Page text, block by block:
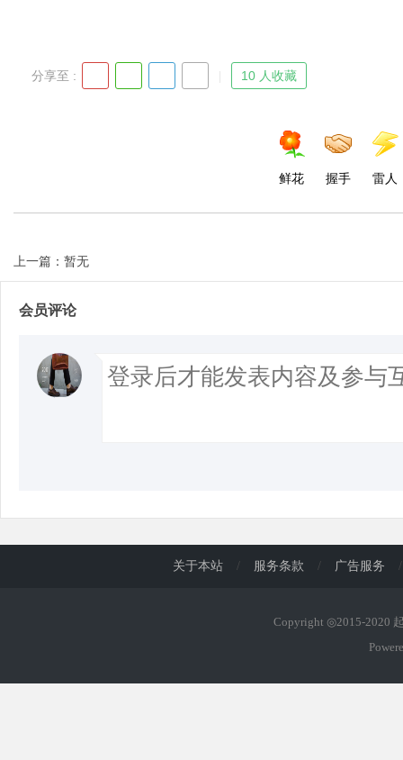
分享至 : 10 人收藏
鲜花 握手 雷人
上一篇：暂无
会员评论
关于本站 / 服务条款 / 广告服务 /
Copyright ◎2015-2020